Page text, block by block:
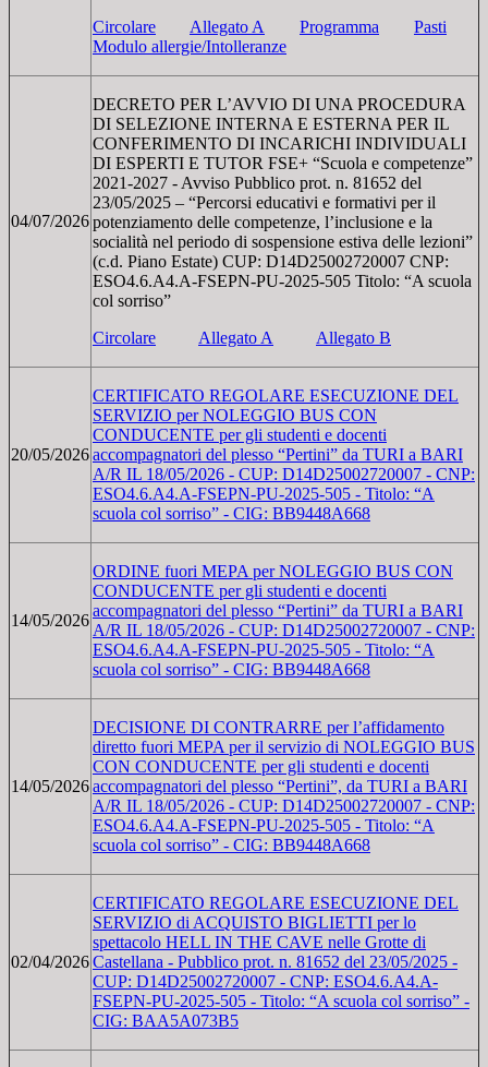
Circolare
Allegato A Programma
Pasti
Modulo allergie/Intolleranze
04/07/2026
DECRETO PER L’AVVIO DI UNA PROCEDURA
DI SELEZIONE INTERNA E ESTERNA PER IL
CONFERIMENTO DI INCARICHI INDIVIDUALI
DI ESPERTI E TUTOR FSE+ “Scuola e competenze”
2021-2027 - Avviso Pubblico prot. n. 81652 del
23/05/2025 – “Percorsi educativi e formativi per il
potenziamento delle competenze, l’inclusione e la
socialità nel periodo di sospensione estiva delle lezioni”
(c.d. Piano Estate) CUP: D14D25002720007 CNP:
ESO4.6.A4.A-FSEPN-PU-2025-505 Titolo: “A scuola
col sorriso”
Circolare
Allegato A Allegato B
20/05/2026
CERTIFICATO REGOLARE ESECUZIONE DEL
SERVIZIO per NOLEGGIO BUS CON
CONDUCENTE per gli studenti e docenti
accompagnatori del plesso “Pertini” da TURI a BARI
A/R IL 18/05/2026 - CUP: D14D25002720007 - CNP:
ESO4.6.A4.A-FSEPN-PU-2025-505 - Titolo: “A
scuola col sorriso” - CIG: BB9448A668
14/05/2026
ORDINE fuori MEPA per NOLEGGIO BUS CON
CONDUCENTE per gli studenti e docenti
accompagnatori del plesso “Pertini” da TURI a BARI
A/R IL 18/05/2026 - CUP: D14D25002720007 - CNP:
ESO4.6.A4.A-FSEPN-PU-2025-505 - Titolo: “A
scuola col sorriso” - CIG: BB9448A668
14/05/2026
DECISIONE DI CONTRARRE per l’affidamento
diretto fuori MEPA per il servizio di NOLEGGIO BUS
CON CONDUCENTE per gli studenti e docenti
accompagnatori del plesso “Pertini”, da TURI a BARI
A/R IL 18/05/2026 - CUP: D14D25002720007 - CNP:
ESO4.6.A4.A-FSEPN-PU-2025-505 - Titolo: “A
scuola col sorriso” - CIG: BB9448A668
02/04/2026
CERTIFICATO REGOLARE ESECUZIONE DEL
SERVIZIO di ACQUISTO BIGLIETTI per lo
spettacolo HELL IN THE CAVE nelle Grotte di
Castellana - Pubblico prot. n. 81652 del 23/05/2025 -
CUP: D14D25002720007 - CNP: ESO4.6.A4.A-
FSEPN-PU-2025-505 - Titolo: “A scuola col sorriso” -
CIG: BAA5A073B5